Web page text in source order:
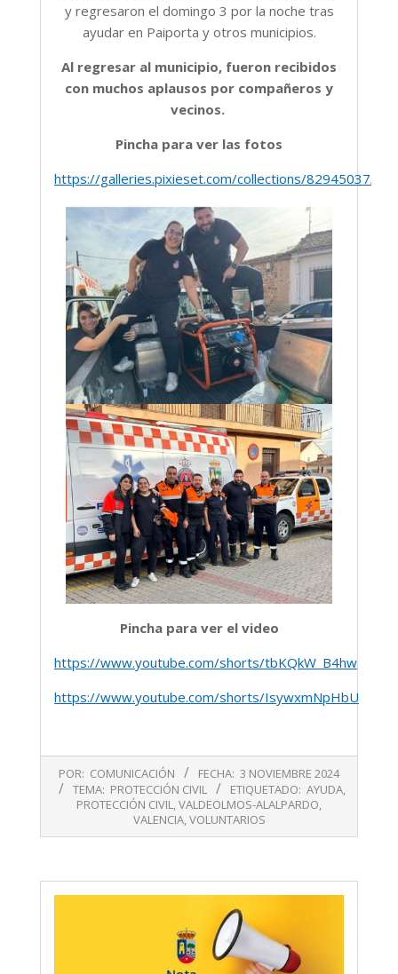
y regresaron el domingo 3 por la noche tras
ayudar en Paiporta y otros municipios.
Al regresar al municipio, fueron recibidos
con muchos aplausos por compañeros y
vecinos.
Pincha para ver las fotos
https://galleries.pixieset.com/collections/82945037/
Pincha para ver el video
https://www.youtube.com/shorts/tbKQkW_B4hw
https://www.youtube.com/shorts/IsywxmNpHbU
11-
POR: COMUNICACIÓN FECHA: 3 NOVIEMBRE 2024
TEMA: PROTECCIÓN CIVIL ETIQUETADO: AYUDA,
PROTECCIÓN CIVIL,VALDEOLMOS-ALALPARDO,
VALENCIA,VOLUNTARIOS